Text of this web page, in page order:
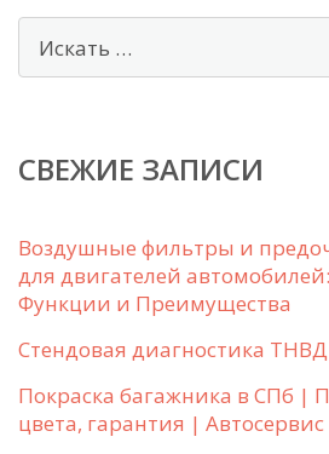
СВЕЖИЕ ЗАПИСИ
Воздушные фильтры и
для двигателей
Функции и Преимущества
Стендовая диагностика
Покраска багажника в СПб |
цвета, гарантия | Автосервис